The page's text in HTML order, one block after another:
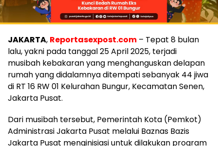
JAKARTA, Reportasexpost.com – Tepat 8 bulan
lalu, yakni pada tanggal 25 April 2025, terjadi
musibah kebakaran yang menghanguskan delapan
rumah yang didalamnya ditempati sebanyak 44 jiwa
di RT 16 RW 01 Kelurahan Bungur, Kecamatan Senen,
Jakarta Pusat.
Dari musibah tersebut, Pemerintah Kota (Pemkot)
Administrasi Jakarta Pusat melalui Baznas Bazis
Jakarta Pusat menginisiasi untuk dilakukan program